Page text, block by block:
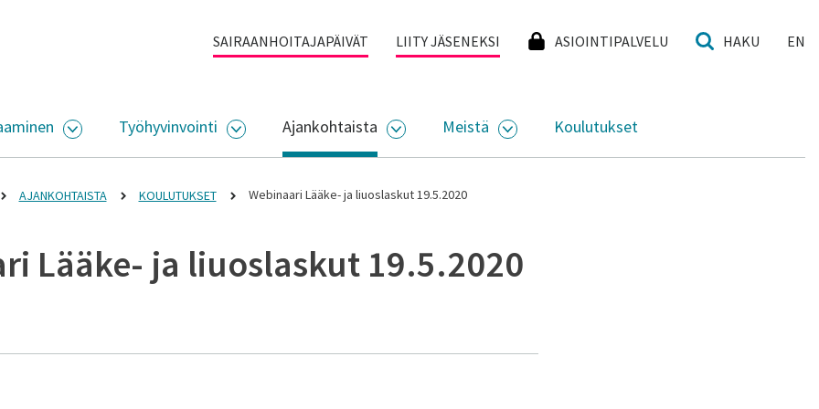
SAIRAANHOITAJAPÄIVÄT LIITY JÄSENEKSI ASIOINTIPALVELU HAKU EN
AVAA ALASIVUJEN VALIKKO
Työhyvinvointi
AVAA ALASIVUJEN VALIKKO
Ajankohtaista
AVAA ALASIVUJEN VALIKKO
Meistä
AVAA ALASIVUJEN VALIKKO
Koulutukset
AJANKOHTAISTA KOULUTUKSET Webinaari Lääke- ja liuoslaskut 19.5.2020
Lääke- ja liuoslaskut 19.5.2020